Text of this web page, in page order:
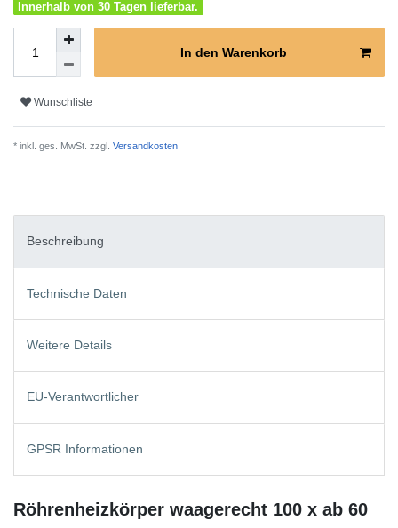
Innerhalb von 30 Tagen lieferbar.
In den Warenkorb
Wunschliste
* inkl. ges. MwSt. zzgl. Versandkosten
Beschreibung
Technische Daten
Weitere Details
EU-Verantwortlicher
GPSR Informationen
Röhrenheizkörper waagerecht 100 x ab 60